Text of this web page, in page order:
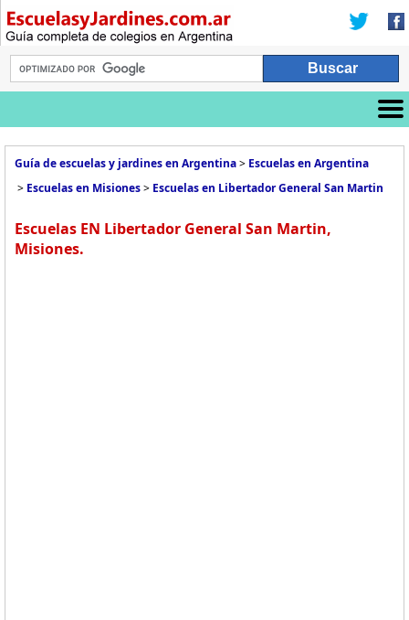
Guía de escuelas y jardines en Argentina> Escuelas en Argentina
> Escuelas en Misiones> Escuelas en Libertador General San Martin
Escuelas EN Libertador General San Martin,
Misiones.